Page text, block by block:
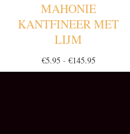
MAHONIE
KANTFINEER MET
LIJM
€5.95 - €145.95Prijsklasse:
€5.95